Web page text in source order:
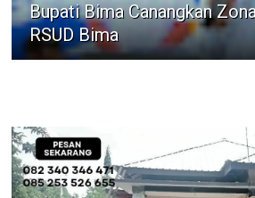
Bupati Bima Canangkan
RSUD Bima